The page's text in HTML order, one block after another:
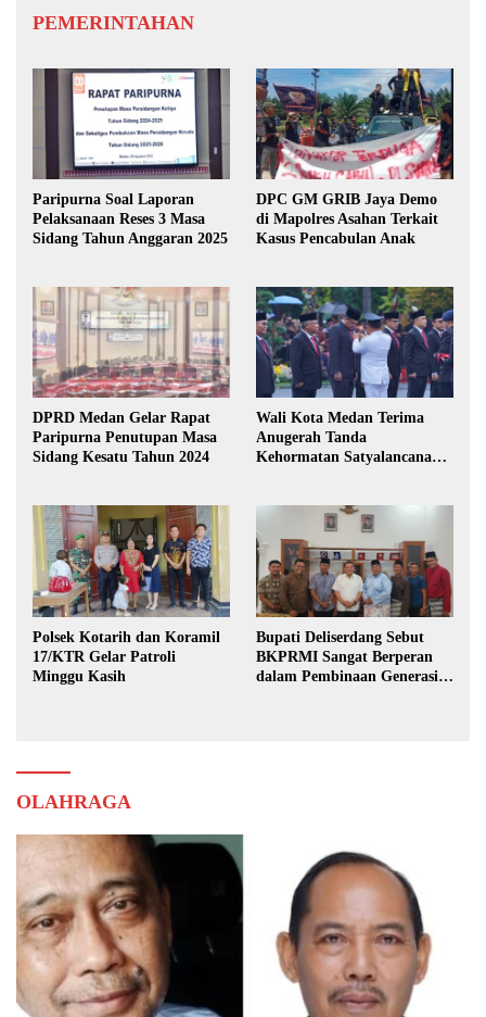
PEMERINTAHAN
Paripurna Soal Laporan
Pelaksanaan Reses 3 Masa
Sidang Tahun Anggaran 2025
DPC GM GRIB Jaya Demo
di Mapolres Asahan Terkait
Kasus Pencabulan Anak
DPRD Medan Gelar Rapat
Paripurna Penutupan Masa
Sidang Kesatu Tahun 2024
Wali Kota Medan Terima
Anugerah Tanda
Kehormatan Satyalancana
Polsek Kotarih dan Koramil
17/KTR Gelar Patroli
Minggu Kasih
Bupati Deliserdang Sebut
BKPRMI Sangat Berperan
dalam Pembinaan Generasi
OLAHRAGA